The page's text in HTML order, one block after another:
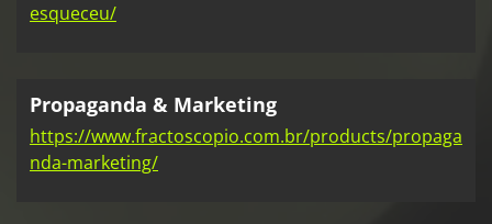
esqueceu/
Propaganda & Marketing
https://www.fractoscopio.com.br/products/propaga
nda-marketing/